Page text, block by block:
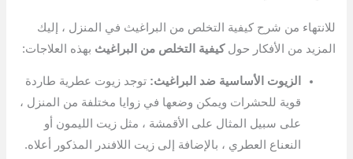
للانتهاء من شرح كيفية التخلص من البراغيث في المنزل ، إليك
المزيد من الأفكار حولكيفية التخلص من البراغيث بهذه العلاجات:
الزيوت الأساسية ضد البراغيث: توجد زيوت عطرية طاردة
قوية للحشرات ويمكن وضعها في زوايا مختلفة من المنزل ،
على سبيل المثال على الأقمشة ، مثل زيت الليمون أو
النعناع العطري ، بالإضافة إلى زيت اللافندر المذكور أعلاه.